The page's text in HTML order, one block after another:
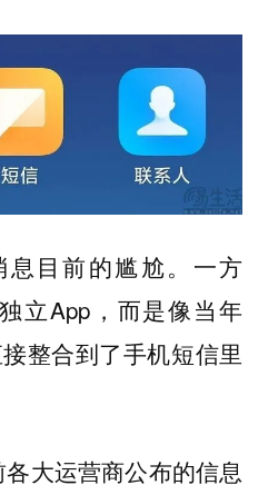
目前的尴尬。一方
立App，而是像当年
整合到了手机短信里
大运营商公布的信息